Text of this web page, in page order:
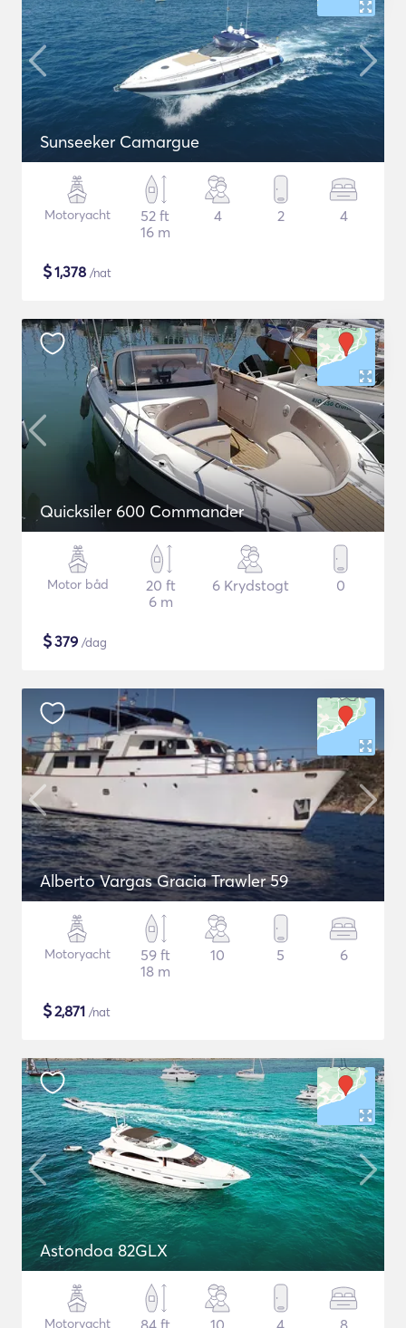
Sunseeker Camargue
Motoryacht
52 ft
16 m
4 2 4
$1,378 /nat
Quicksiler 600 Commander
Motor båd
20 ft
6 m
6 Krydstogt 0
$379 /dag
Alberto Vargas Gracia Trawler 59
Motoryacht
59 ft
18 m
10 5 6
$2,871 /nat
Astondoa 82GLX
Motoryacht
84 ft
10 4 8